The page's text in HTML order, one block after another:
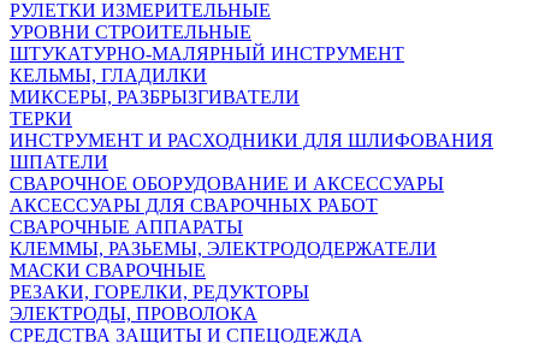
РУЛЕТКИ ИЗМЕРИТЕЛЬНЫЕ
УРОВНИ СТРОИТЕЛЬНЫЕ
ШТУКАТУРНО-МАЛЯРНЫЙ ИНСТРУМЕНТ
КЕЛЬМЫ, ГЛАДИЛКИ
МИКСЕРЫ, РАЗБРЫЗГИВАТЕЛИ
ТЕРКИ
ИНСТРУМЕНТ И РАСХОДНИКИ ДЛЯ ШЛИФОВАНИЯ
ШПАТЕЛИ
СВАРОЧНОЕ ОБОРУДОВАНИЕ И АКСЕССУАРЫ
АКСЕССУАРЫ ДЛЯ СВАРОЧНЫХ РАБОТ
СВАРОЧНЫЕ АППАРАТЫ
КЛЕММЫ, РАЗЬЕМЫ, ЭЛЕКТРОДОДЕРЖАТЕЛИ
МАСКИ СВАРОЧНЫЕ
РЕЗАКИ, ГОРЕЛКИ, РЕДУКТОРЫ
ЭЛЕКТРОДЫ, ПРОВОЛОКА
СРЕДСТВА ЗАЩИТЫ И СПЕЦОДЕЖДА